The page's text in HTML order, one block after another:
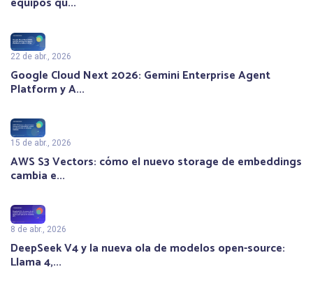
22 de abr., 2026
Google Cloud Next 2026: Gemini Enterprise Agent
Platform y A...
15 de abr., 2026
AWS S3 Vectors: cómo el nuevo storage de embeddings
cambia e...
8 de abr., 2026
DeepSeek V4 y la nueva ola de modelos open-source:
Llama 4,...